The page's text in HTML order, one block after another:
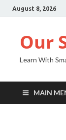
August 8, 2026
Our
Learn With
MAIN